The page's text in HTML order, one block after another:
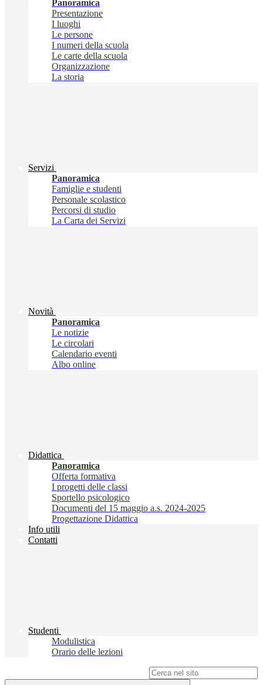
Panoramica
Presentazione
I luoghi
Le persone
I numeri della scuola
Le carte della scuola
Organizzazione
La storia
Servizi
Panoramica
Famiglie e studenti
Personale scolastico
Percorsi di studio
La Carta dei Servizi
Novità
Panoramica
Le notizie
Le circolari
Calendario eventi
Albo online
Didattica
Panoramica
Offerta formativa
I progetti delle classi
Sportello psicologico
Documenti del 15 maggio a.s. 2024-2025
Progettazione Didattica
Info utili
Contatti
Studenti
Modulistica
Orario delle lezioni